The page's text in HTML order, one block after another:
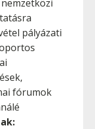
pályázati
fórumok